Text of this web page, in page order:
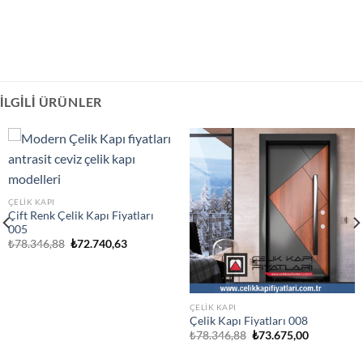
İLGILI ÜRÜNLER
ÇELIK KAPI
Çift Renk Çelik Kapı Fiyatları
005
₺78.346,88 Orijinal
₺72.740,63Şu
ÇELIK KAPI
Çelik Kapı Fiyatları 008
₺78.346,88 Orijinal
₺73.675,00Şu